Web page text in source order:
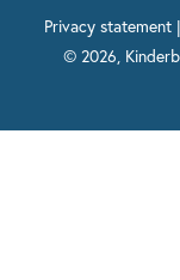
Maxi & Helium
Voor het onderwijs
Privacy statement|
© 2026,